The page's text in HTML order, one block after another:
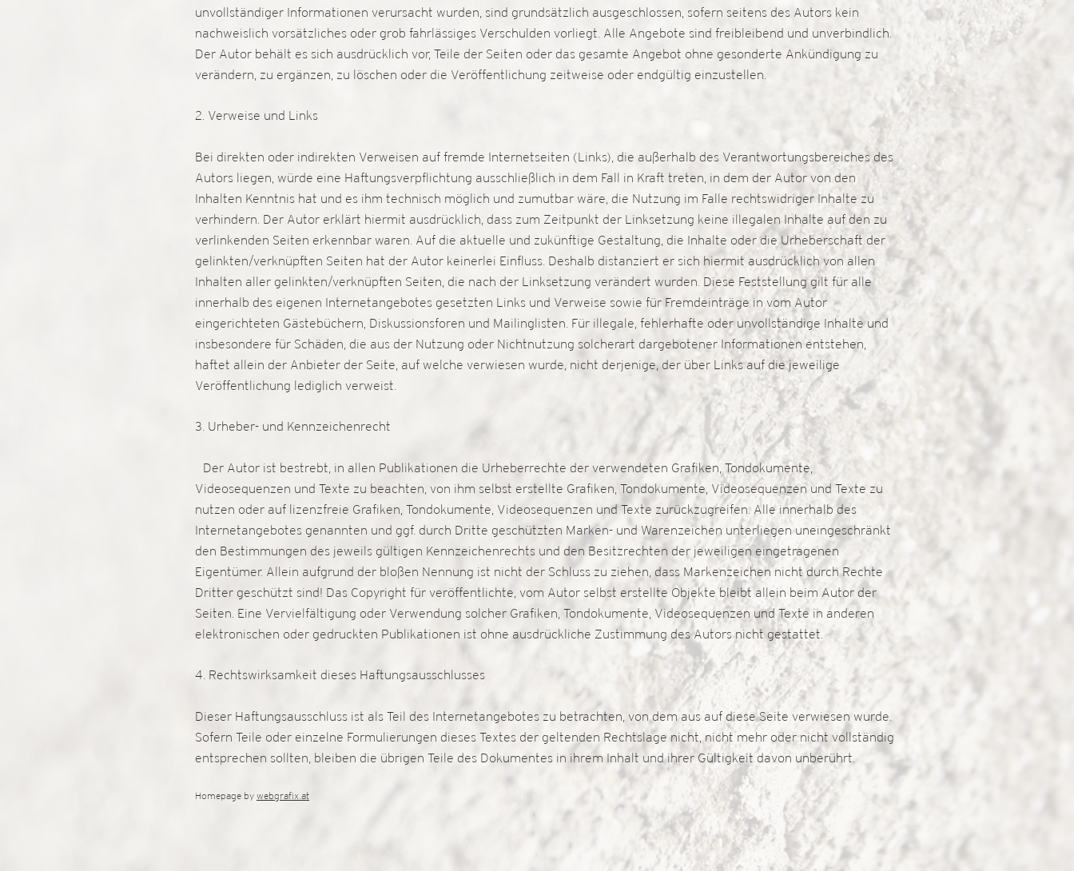
unvollständiger Informationen verursacht wurden, sind grundsätzlich ausgeschlossen, sofern seitens des Autors kein
nachweislich vorsätzliches oder grob fahrlässiges Verschulden vorliegt. Alle Angebote sind freibleibend und unverbindlich.
Der Autor behält es sich ausdrücklich vor, Teile der Seiten oder das gesamte Angebot ohne gesonderte Ankündigung zu
verändern, zu ergänzen, zu löschen oder die Veröffentlichung zeitweise oder endgültig einzustellen.
2. Verweise und Links
Bei direkten oder indirekten Verweisen auf fremde Internetseiten (Links), die außerhalb des Verantwortungsbereiches des
Autors liegen, würde eine Haftungsverpflichtung ausschließlich in dem Fall in Kraft treten, in dem der Autor von den
Inhalten Kenntnis hat und es ihm technisch möglich und zumutbar wäre, die Nutzung im Falle rechtswidriger Inhalte zu
verhindern. Der Autor erklärt hiermit ausdrücklich, dass zum Zeitpunkt der Linksetzung keine illegalen Inhalte auf den zu
verlinkenden Seiten erkennbar waren. Auf die aktuelle und zukünftige Gestaltung, die Inhalte oder die Urheberschaft der
gelinkten/verknüpften Seiten hat der Autor keinerlei Einfluss. Deshalb distanziert er sich hiermit ausdrücklich von allen
Inhalten aller gelinkten/verknüpften Seiten, die nach der Linksetzung verändert wurden. Diese Feststellung gilt für alle
innerhalb des eigenen Internetangebotes gesetzten Links und Verweise sowie für Fremdeinträge in vom Autor
eingerichteten Gästebüchern, Diskussionsforen und Mailinglisten. Für illegale, fehlerhafte oder unvollständige Inhalte und
insbesondere für Schäden, die aus der Nutzung oder Nichtnutzung solcherart dargebotener Informationen entstehen,
haftet allein der Anbieter der Seite, auf welche verwiesen wurde, nicht derjenige, der über Links auf die jeweilige
Veröffentlichung lediglich verweist.
3. Urheber- und Kennzeichenrecht
Der Autor ist bestrebt, in allen Publikationen die Urheberrechte der verwendeten Grafiken, Tondokumente,
Videosequenzen und Texte zu beachten, von ihm selbst erstellte Grafiken, Tondokumente, Videosequenzen und Texte zu
nutzen oder auf lizenzfreie Grafiken, Tondokumente, Videosequenzen und Texte zurückzugreifen. Alle innerhalb des
Internetangebotes genannten und ggf. durch Dritte geschützten Marken- und Warenzeichen unterliegen uneingeschränkt
den Bestimmungen des jeweils gültigen Kennzeichenrechts und den Besitzrechten der jeweiligen eingetragenen
Eigentümer. Allein aufgrund der bloßen Nennung ist nicht der Schluss zu ziehen, dass Markenzeichen nicht durch Rechte
Dritter geschützt sind! Das Copyright für veröffentlichte, vom Autor selbst erstellte Objekte bleibt allein beim Autor der
Seiten. Eine Vervielfältigung oder Verwendung solcher Grafiken, Tondokumente, Videosequenzen und Texte in anderen
elektronischen oder gedruckten Publikationen ist ohne ausdrückliche Zustimmung des Autors nicht gestattet.
4. Rechtswirksamkeit dieses Haftungsausschlusses
Dieser Haftungsausschluss ist als Teil des Internetangebotes zu betrachten, von dem aus auf diese Seite verwiesen wurde.
Sofern Teile oder einzelne Formulierungen dieses Textes der geltenden Rechtslage nicht, nicht mehr oder nicht vollständig
entsprechen sollten, bleiben die übrigen Teile des Dokumentes in ihrem Inhalt und ihrer Gültigkeit davon unberührt.
Homepage by webgrafix.at